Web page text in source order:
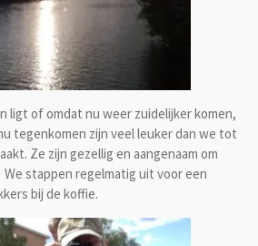
ligt of omdat nu weer zuidelijker komen,
tegenkomen zijn veel leuker dan we tot
Ze zijn gezellig en aangenaam om
stappen regelmatig uit voor een
bij de koffie.